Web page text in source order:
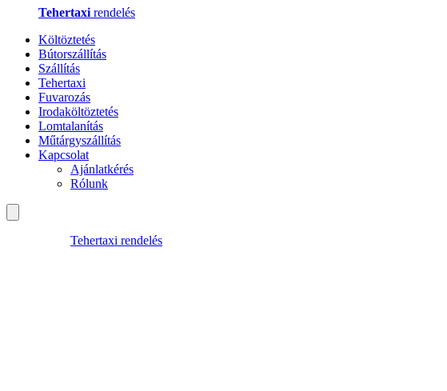
Tehertaxi rendelés
Költöztetés
Bútorszállítás
Szállítás
Tehertaxi
Fuvarozás
Irodaköltöztetés
Lomtalanítás
Műtárgyszállítás
Kapcsolat
Ajánlatkérés
Rólunk
Tehertaxi rendelés